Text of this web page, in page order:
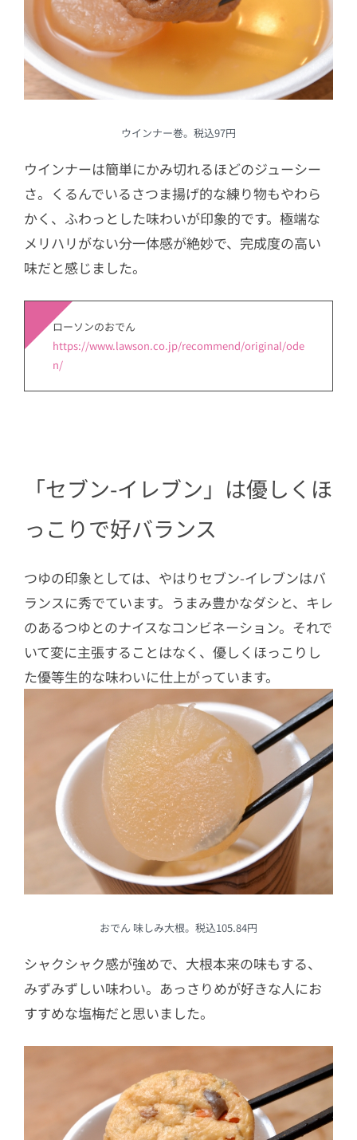
ウインナー巻。税込97円
ウインナーは簡単にかみ切れるほどのジューシー
さ。くるんでいるさつま揚げ的な練り物もやわら
かく、ふわっとした味わいが印象的です。極端な
メリハリがない分一体感が絶妙で、完成度の高い
味だと感じました。
ローソンのおでん
https://www.lawson.co.jp/recommend/original/ode
n/
「セブン-イレブン」は優しくほ
っこりで好バランス
つゆの印象としては、やはりセブン-イレブンはバ
ランスに秀でています。うまみ豊かなダシと、キレ
のあるつゆとのナイスなコンビネーション。それで
いて変に主張することはなく、優しくほっこりし
た優等生的な味わいに仕上がっています。
おでん 味しみ大根。税込105.84円
シャクシャク感が強めで、大根本来の味もする、
みずみずしい味わい。あっさりめが好きな人にお
すすめな塩梅だと思いました。